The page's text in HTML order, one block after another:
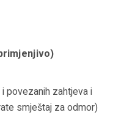
povezanih zahtjeva i
smještaj za odmor)